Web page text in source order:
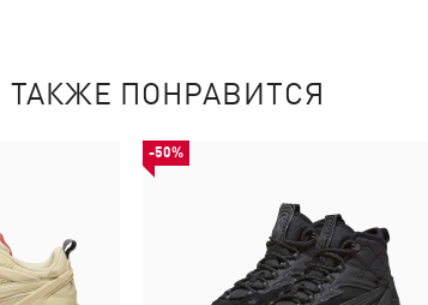
ТАКЖЕ ПОНРАВИТСЯ
-50%